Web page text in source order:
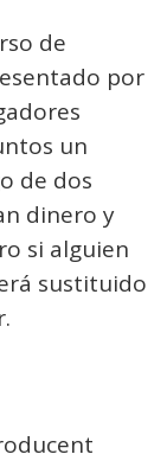
de
por
un
de dos
dinero y
si alguien
sustituido